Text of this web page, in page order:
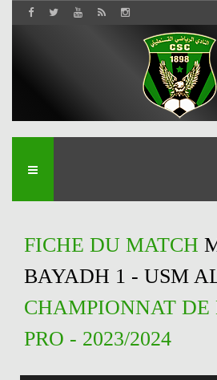
FICHE DU MATCH
BAYADH 1 - USM
CHAMPIONNAT DE
PRO - 2023/2024